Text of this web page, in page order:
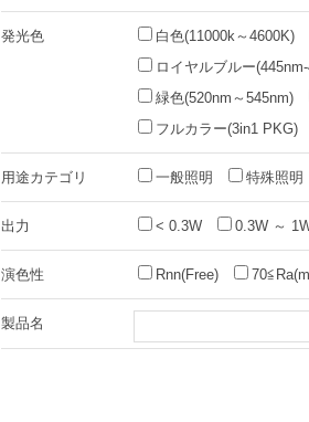
発光色 白色(11000k～4600K)
ロイヤルブルー
緑色(520nm～545nm)
フルカラー(3in1 PKG)
用途カテゴリ 一般照明 特殊照明
出力 < 0.3W 0.3W ～
演色性 Rnn(Free)
製品名